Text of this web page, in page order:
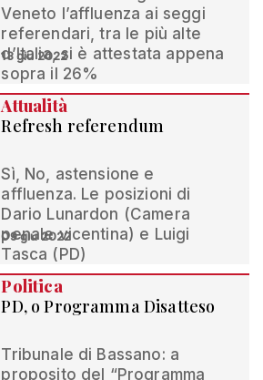
Veneto l’affluenza ai seggi
referendari, tra le più alte
d’Italia, si è attestata appena
sopra il 26%
13 giu 2022
Attualità
Refresh referendum
Sì, No, astensione e
affluenza. Le posizioni di
Dario Lunardon (Camera
penale vicentina) e Luigi
Tasca (PD)
09 giu 2022
Politica
PD, o Programma Disatteso
Tribunale di Bassano: a
proposito del “Programma